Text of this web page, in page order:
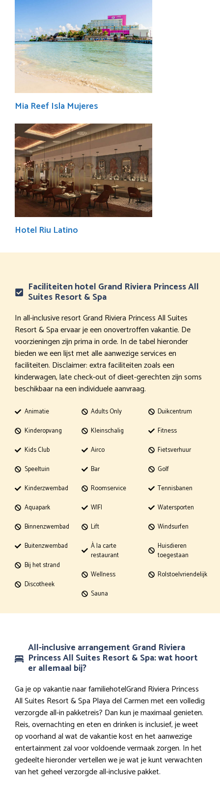
Mia Reef Isla Mujeres
Hotel Riu Latino
Faciliteiten hotel Grand Riviera Princess All
Suites Resort & Spa
In all-inclusive resort Grand Riviera Princess All Suites
Resort & Spa ervaar je een onovertroffen vakantie. De
voorzieningen zijn prima in orde. In de tabel hieronder
bieden we een lijst met alle aanwezige services en
faciliteiten. Disclaimer: extra faciliteiten zoals een
kinderwagen, late check-out of dieet-gerechten zijn soms
beschikbaar na een individuele aanvraag.
Animatie
Kinderopvang
Kids Club
Speeltuin
Kinderzwembad
Aquapark
Binnenzwembad
Buitenzwembad
Bij het strand
Discotheek
Adults Only
Kleinschalig
Airco
Bar
Roomservice
WIFI
Lift
À la carte
restaurant
Wellness
Sauna
Duikcentrum
Fitness
Fietsverhuur
Golf
Tennisbanen
Watersporten
Windsurfen
Huisdieren
toegestaan
Rolstoelvriendelijk
All-inclusive arrangement Grand Riviera
Princess All Suites Resort & Spa: wat hoort
er allemaal bij?
Ga je op vakantie naar familiehotelGrand Riviera Princess
All Suites Resort & Spa Playa del Carmen met een volledig
verzorgde all-in pakketreis? Dan kun je maximaal genieten.
Reis, overnachting en eten en drinken is inclusief, je weet
op voorhand al wat de vakantie kost en het aanwezige
entertainment zal voor voldoende vermaak zorgen. In het
gedeelte hieronder vertellen we je wat je kunt verwachten
van het geheel verzorgde all-inclusive pakket.